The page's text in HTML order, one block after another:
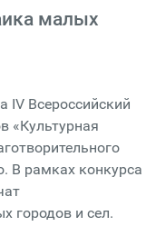
малых
IV Всероссийский
«Культурная
В рамках конкурса
городов и сел.